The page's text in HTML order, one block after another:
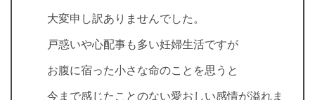
大変申し訳ありませんでした。
戸惑いや心配事も多い妊婦生活ですが
お腹に宿った小さな命のことを思うと
今まで感じたことのない愛おしい感情が溢れま